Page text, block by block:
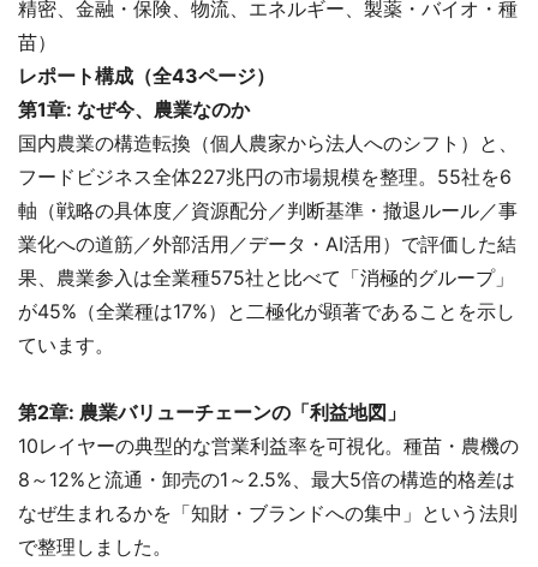
精密、金融・保険、物流、エネルギー、製薬・バイオ・種
苗）
レポート構成（全43ページ）
第1章: なぜ今、農業なのか
国内農業の構造転換（個人農家から法人へのシフト）と、
フードビジネス全体227兆円の市場規模を整理。55社を6
軸（戦略の具体度／資源配分／判断基準・撤退ルール／事
業化への道筋／外部活用／データ・AI活用）で評価した結
果、農業参入は全業種575社と比べて「消極的グループ」
が45%（全業種は17%）と二極化が顕著であることを示し
ています。
第2章: 農業バリューチェーンの「利益地図」
10レイヤーの典型的な営業利益率を可視化。種苗・農機の
8～12%と流通・卸売の1～2.5%、最大5倍の構造的格差は
なぜ生まれるかを「知財・ブランドへの集中」という法則
で整理しました。